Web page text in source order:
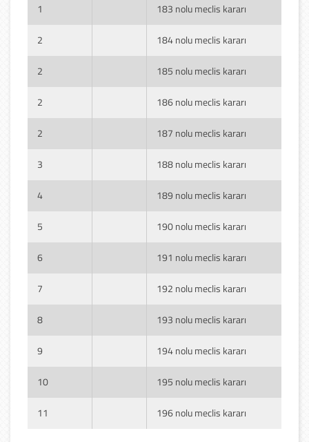
1 183 nolu meclis kararı
2 184 nolu meclis kararı
2 185 nolu meclis kararı
2 186 nolu meclis kararı
2 187 nolu meclis kararı
3 188 nolu meclis kararı
4 189 nolu meclis kararı
5 190 nolu meclis kararı
6 191 nolu meclis kararı
7 192 nolu meclis kararı
8 193 nolu meclis kararı
9 194 nolu meclis kararı
10 195 nolu meclis kararı
11 196 nolu meclis kararı